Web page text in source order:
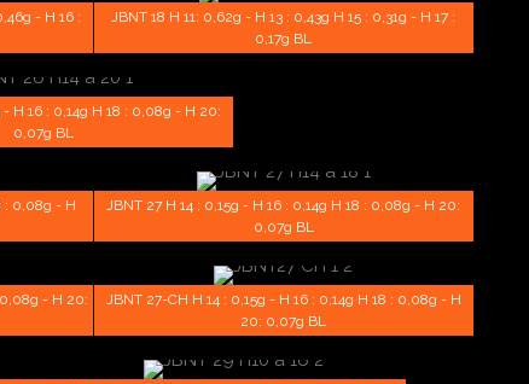
- H 16 :
JBNT 18 H 11: 0,62g - H 13 : 0,43g H 15 : 0,31g - H 17 :
0,17g BL
- H 16 : 0,14g H 18 : 0,08g - H 20:
0,07g BL
: 0,08g - H
JBNT 27 H 14 : 0,15g - H 16 : 0,14g H 18 : 0,08g - H 20:
0,07g BL
0,08g - H 20:
JBNT 27-CH H 14 : 0,15g - H 16 : 0,14g H 18 : 0,08g - H
20: 0,07g BL